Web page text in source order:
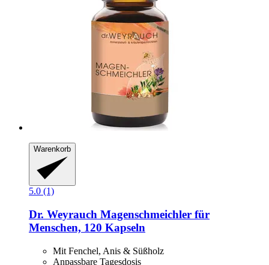
Warenkorb
5.0 (1)
Dr. Weyrauch Magenschmeichler für
Menschen, 120 Kapseln
Mit Fenchel, Anis & Süßholz
Anpassbare Tagesdosis